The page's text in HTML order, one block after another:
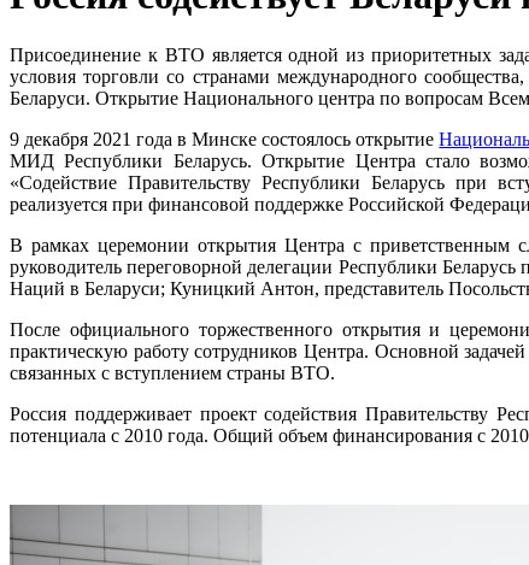
Присоединение к ВТО является одной из приоритетных
условия торговли со странами международного
Беларуси. Открытие Национального центра по вопросам
9 декабря 2021 года в Минске состоялось открытие
МИД Республики Беларусь. Открытие Центра стало
«Содействие Правительству Республики Беларусь при
реализуется при финансовой поддержке Российской
В рамках церемонии открытия Центра с приветственным
руководитель переговорной делегации Республики
Наций в Беларуси; Куницкий Антон, представитель
После официального торжественного открытия и
практическую работу сотрудников Центра. Основной
связанных с вступлением страны ВТО.
Россия поддерживает проект содействия Правительству
потенциала с 2010 года. Общий объем финансирования с